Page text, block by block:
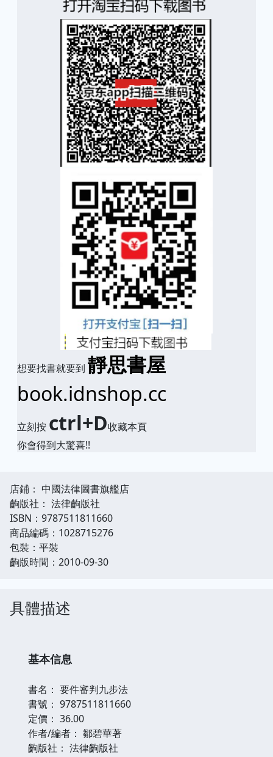
想要找書就要到 靜思書屋
book.idnshop.cc
立刻按 ctrl+D收藏本頁
你會得到大驚喜!!
店鋪： 中國法律圖書旗艦店
齣版社： 法律齣版社
ISBN：9787511811660
商品編碼：1028715276
包裝：平裝
齣版時間：2010-09-30
具體描述
基本信息
書名： 要件審判九步法
書號： 9787511811660
定價： 36.00
作者/編者： 鄒碧華著
齣版社： 法律齣版社